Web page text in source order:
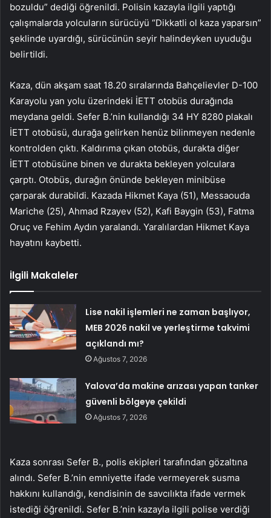
bozuldu” dediği öğrenildi. Polisin kazayla ilgili yaptığı
çalışmalarda yolcuların sürücüyü “Dikkatli ol kaza yaparsın”
şeklinde uyardığı, sürücünün seyir halindeyken uyuduğu
belirtildi.
Kaza, dün akşam saat 18.20 sıralarında Bahçelievler D-100
Karayolu yan yolu üzerindeki İETT otobüs durağında
meydana geldi. Sefer B.’nin kullandığı 34 HY 8280 plakalı
İETT otobüsü, durağa gelirken henüz bilinmeyen nedenle
kontrolden çıktı. Kaldırıma çıkan otobüs, durakta diğer
İETT otobüsüne binen ve durakta bekleyen yolculara
çarptı. Otobüs, durağın önünde bekleyen minibüse
çarparak durabildi. Kazada Hikmet Kaya (51), Messaouda
Mariche (25), Ahmad Rzayev (52), Kafi Baygin (53), Fatma
Oruç ve Fehim Aydın yaralandı. Yaralılardan Hikmet Kaya
hayatını kaybetti.
İlgili Makaleler
Lise nakil işlemleri ne zaman başlıyor,
MEB 2026 nakil ve yerleştirme takvimi
açıklandı mı?
Ağustos 7, 2026
Yalova’da makine arızası yapan tanker
güvenli bölgeye çekildi
Ağustos 7, 2026
Kaza sonrası Sefer B., polis ekipleri tarafından gözaltına
alındı. Sefer B.’nin emniyette ifade vermeyerek susma
hakkını kullandığı, kendisinin de savcılıkta ifade vermek
istediği öğrenildi. Sefer B.’nin kazayla ilgili polise verdiği